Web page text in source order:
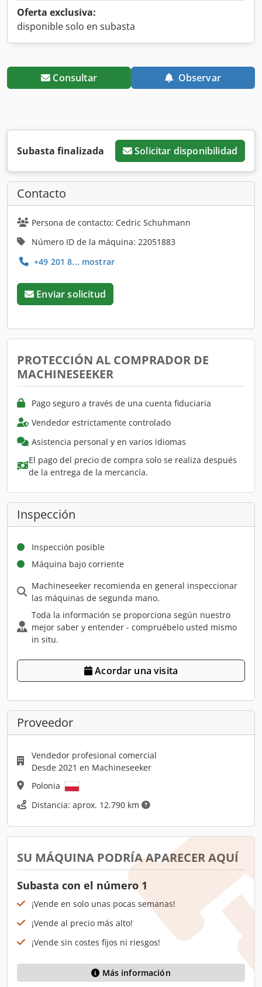
Oferta exclusiva:
disponible solo en subasta
Consultar Observar
Subasta finalizada Solicitar disponibilidad
Contacto
Persona de contacto: Cedric Schuhmann
Número ID de la máquina: 22051883
+49 201 8... mostrar
Enviar solicitud
PROTECCIÓN AL COMPRADOR DE
MACHINESEEKER
Pago seguro a través de una cuenta fiduciaria
Vendedor estrictamente controlado
Asistencia personal y en varios idiomas
El pago del precio de compra solo se realiza después
de la entrega de la mercancía.
Inspección
Inspección posible
Máquina bajo corriente
Machineseeker recomienda en general inspeccionar
las máquinas de segunda mano.
Toda la información se proporciona según nuestro
mejor saber y entender - compruébelo usted mismo
in situ.
Acordar una visita
Proveedor
Vendedor profesional comercial
Desde 2021 en Machineseeker
Polonia
Distancia: aprox. 12.790 km
SU MÁQUINA PODRÍA APARECER AQUÍ
Subasta con el número 1
¡Vende en solo unas pocas semanas!
¡Vende al precio más alto!
¡Vende sin costes fijos ni riesgos!
Más información